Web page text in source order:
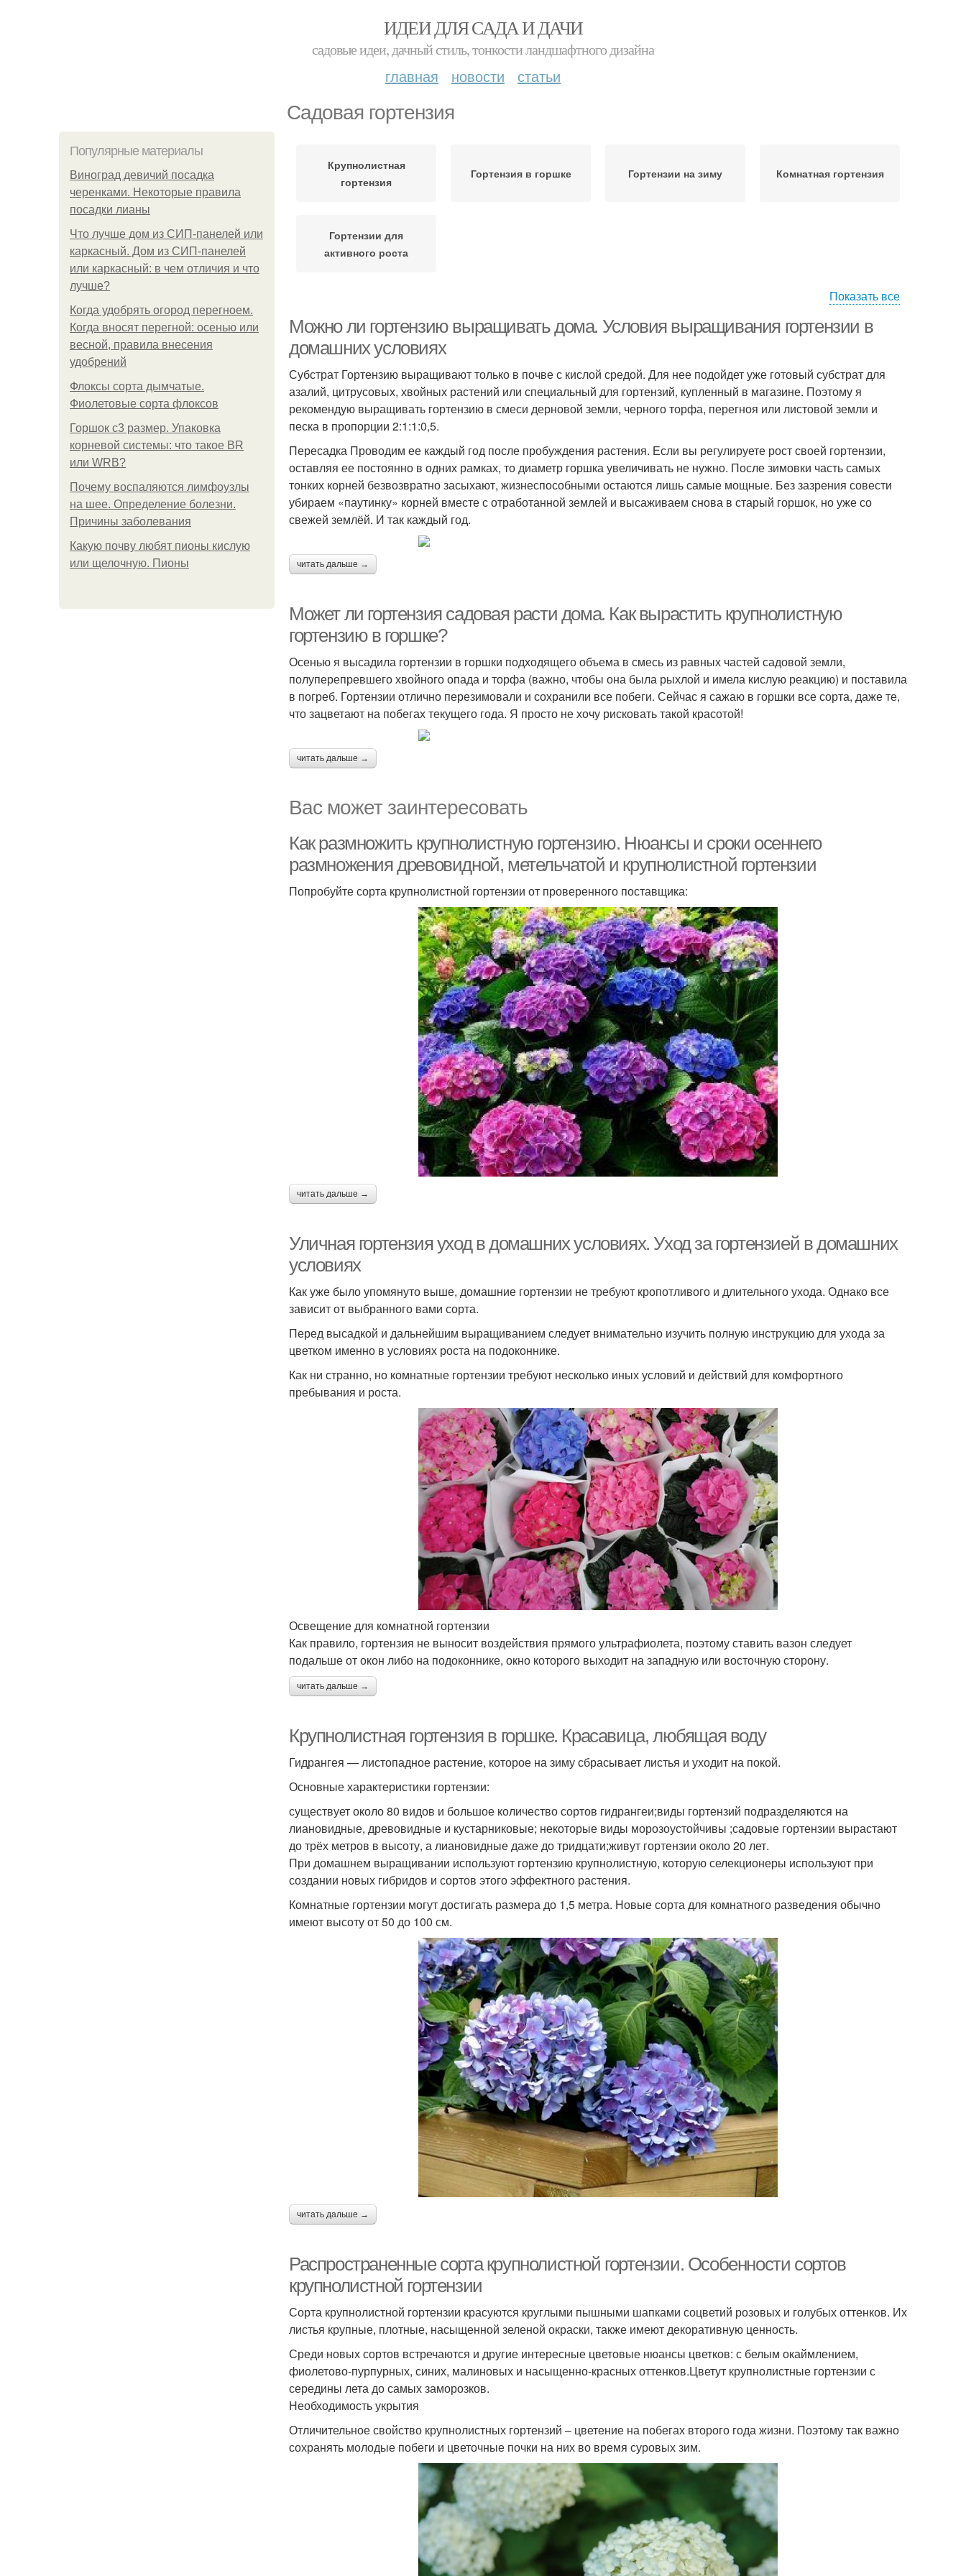
ИДЕИ ДЛЯ САДА И ДАЧИ
садовые идеи, дачный стиль, тонкости ландшафтного дизайна
главная новости статьи
Садовая гортензия
Популярные материалы
Виноград девичий посадка
черенками. Некоторые правила
посадки лианы
Что лучше дом из СИП-панелей или
каркасный. Дом из СИП-панелей
или каркасный: в чем отличия и что
лучше?
Когда удобрять огород перегноем.
Когда вносят перегной: осенью или
весной, правила внесения
удобрений
Флоксы сорта дымчатые.
Фиолетовые сорта флоксов
Горшок с3 размер. Упаковка
корневой системы: что такое BR
или WRB?
Почему воспаляются лимфоузлы
на шее. Определение болезни.
Причины заболевания
Какую почву любят пионы кислую
или щелочную. Пионы
Крупнолистная
гортензия
Гортензия в горшке Гортензии на зиму Комнатная гортензия
Гортензии для
активного роста
Показать все
Можно ли гортензию выращивать дома. Условия выращивания гортензии в
домашних условиях
Субстрат Гортензию выращивают только в почве с кислой средой. Для нее подойдет уже готовый субстрат для
азалий, цитрусовых, хвойных растений или специальный для гортензий, купленный в магазине. Поэтому я
рекомендую выращивать гортензию в смеси дерновой земли, черного торфа, перегноя или листовой земли и
песка в пропорции 2:1:1:0,5.
Пересадка Проводим ее каждый год после пробуждения растения. Если вы регулируете рост своей гортензии,
оставляя ее постоянно в одних рамках, то диаметр горшка увеличивать не нужно. После зимовки часть самых
тонких корней безвозвратно засыхают, жизнеспособными остаются лишь самые мощные. Без зазрения совести
убираем «паутинку» корней вместе с отработанной землей и высаживаем снова в старый горшок, но уже со
свежей землёй. И так каждый год.
читать дальше →
Может ли гортензия садовая расти дома. Как вырастить крупнолистную
гортензию в горшке?
Осенью я высадила гортензии в горшки подходящего объема в смесь из равных частей садовой земли,
полуперепревшего хвойного опада и торфа (важно, чтобы она была рыхлой и имела кислую реакцию) и поставила
в погреб. Гортензии отлично перезимовали и сохранили все побеги. Сейчас я сажаю в горшки все сорта, даже те,
что зацветают на побегах текущего года. Я просто не хочу рисковать такой красотой!
читать дальше →
Вас может заинтересовать
Как размножить крупнолистную гортензию. Нюансы и сроки осеннего
размножения древовидной, метельчатой и крупнолистной гортензии
Попробуйте сорта крупнолистной гортензии от проверенного поставщика:
читать дальше →
Уличная гортензия уход в домашних условиях. Уход за гортензией в домашних
условиях
Как уже было упомянуто выше, домашние гортензии не требуют кропотливого и длительного ухода. Однако все
зависит от выбранного вами сорта.
Перед высадкой и дальнейшим выращиванием следует внимательно изучить полную инструкцию для ухода за
цветком именно в условиях роста на подоконнике.
Как ни странно, но комнатные гортензии требуют несколько иных условий и действий для комфортного
пребывания и роста.
Освещение для комнатной гортензии
Как правило, гортензия не выносит воздействия прямого ультрафиолета, поэтому ставить вазон следует
подальше от окон либо на подоконнике, окно которого выходит на западную или восточную сторону.
читать дальше →
Крупнолистная гортензия в горшке. Красавица, любящая воду
Гидрангея — листопадное растение, которое на зиму сбрасывает листья и уходит на покой.
Основные характеристики гортензии:
существует около 80 видов и большое количество сортов гидрангеи;виды гортензий подразделяются на
лиановидные, древовидные и кустарниковые; некоторые виды морозоустойчивы ;садовые гортензии вырастают
до трёх метров в высоту, а лиановидные даже до тридцати;живут гортензии около 20 лет.
При домашнем выращивании используют гортензию крупнолистную, которую селекционеры используют при
создании новых гибридов и сортов этого эффектного растения.
Комнатные гортензии могут достигать размера до 1,5 метра. Новые сорта для комнатного разведения обычно
имеют высоту от 50 до 100 см.
читать дальше →
Распространенные сорта крупнолистной гортензии. Особенности сортов
крупнолистной гортензии
Сорта крупнолистной гортензии красуются круглыми пышными шапками соцветий розовых и голубых оттенков. Их
листья крупные, плотные, насыщенной зеленой окраски, также имеют декоративную ценность.
Среди новых сортов встречаются и другие интересные цветовые нюансы цветков: с белым окаймлением,
фиолетово-пурпурных, синих, малиновых и насыщенно-красных оттенков.Цветут крупнолистные гортензии с
середины лета до самых заморозков.
Необходимость укрытия
Отличительное свойство крупнолистных гортензий – цветение на побегах второго года жизни. Поэтому так важно
сохранять молодые побеги и цветочные почки на них во время суровых зим.